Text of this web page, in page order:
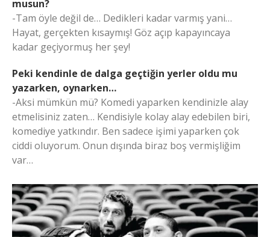
musun?
-Tam öyle değil de… Dedikleri kadar varmış yani…
Hayat, gerçekten kısaymış! Göz açıp kapayıncaya
kadar geçiyormuş her şey!
Peki kendinle de dalga geçtiğin yerler oldu mu
yazarken, oynarken…
-Aksi mümkün mü? Komedi yaparken kendinizle alay
etmelisiniz zaten… Kendisiyle kolay alay edebilen biri,
komediye yatkındır. Ben sadece işimi yaparken çok
ciddi oluyorum. Onun dışında biraz boş vermişliğim
var…